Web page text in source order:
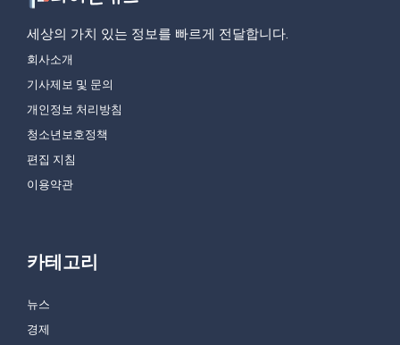
세상의 가치 있는 정보를 빠르게 전달합니다.
회사소개
기사제보 및 문의
개인정보 처리방침
청소년보호정책
편집 지침
이용약관
카테고리
뉴스
경제